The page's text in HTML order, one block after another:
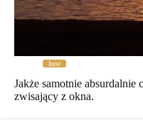
Inne
Jakże samotnie absurdalnie
zwisający z okna.